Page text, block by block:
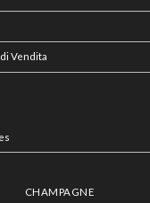
Vendita
CHAMPAGNE